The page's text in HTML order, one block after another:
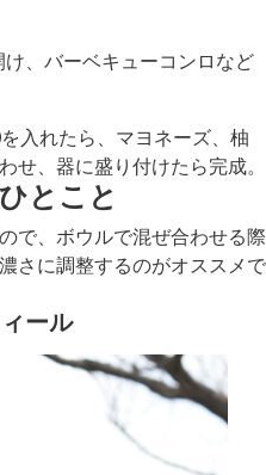
、バーベキューコンロなど
れたら、マヨネーズ、柚
せ、器に盛り付けたら完成。
とこと
で、ボウルで混ぜ合わせる際
さに調整するのがオススメで
ール